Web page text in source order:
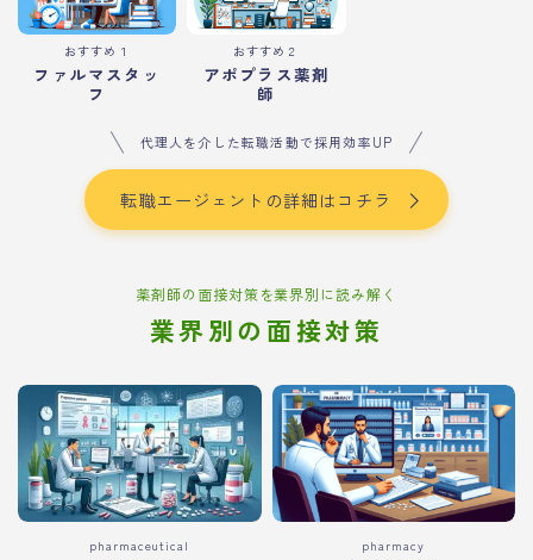
おすすめ１
ファルマスタッ
フ
おすすめ２
アポプラス薬剤
師
代理人を介した転職活動で採用効率UP
転職エージェントの詳細はコチラ
薬剤師の面接対策を業界別に読み解く
業界別の面接対策
pharmaceutical pharmacy